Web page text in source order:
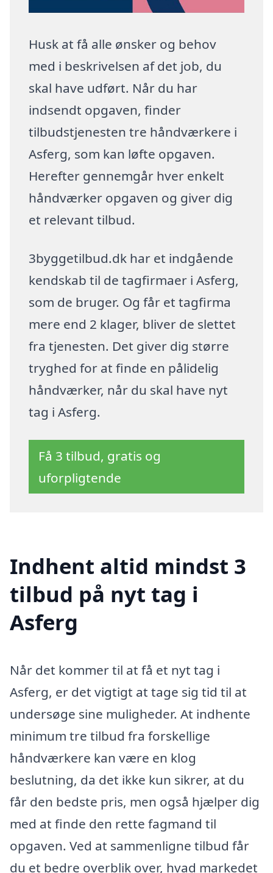
Husk at få alle ønsker og behov
med i beskrivelsen af det job, du
skal have udført. Når du har
indsendt opgaven, finder
tilbudstjenesten tre håndværkere i
Asferg, som kan løfte opgaven.
Herefter gennemgår hver enkelt
håndværker opgaven og giver dig
et relevant tilbud.
3byggetilbud.dk har et indgående
kendskab til de tagfirmaer i Asferg,
som de bruger. Og får et tagfirma
mere end 2 klager, bliver de slettet
fra tjenesten. Det giver dig større
tryghed for at finde en pålidelig
håndværker, når du skal have nyt
tag i Asferg.
Få 3 tilbud, gratis og
uforpligtende
Indhent altid mindst 3
tilbud på nyt tag i
Asferg
Når det kommer til at få et nyt tag i
Asferg, er det vigtigt at tage sig tid til at
undersøge sine muligheder. At indhente
minimum tre tilbud fra forskellige
håndværkere kan være en klog
beslutning, da det ikke kun sikrer, at du
får den bedste pris, men også hjælper dig
med at finde den rette fagmand til
opgaven. Ved at sammenligne tilbud får
du et bedre overblik over, hvad markedet